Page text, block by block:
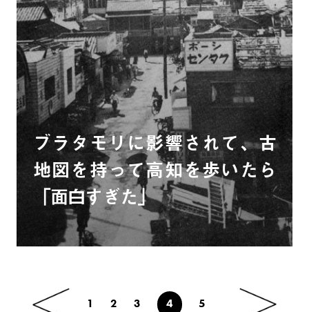
ブラタモリに影響されて、古
地図を持って高知を歩いたら
「面白すぎた」
1 2 3 4 5